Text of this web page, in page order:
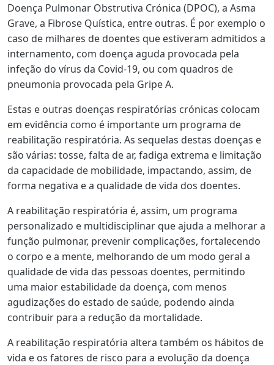
Doença Pulmonar Obstrutiva Crónica (DPOC), a Asma
Grave, a Fibrose Quística, entre outras. É por exemplo o
caso de milhares de doentes que estiveram admitidos a
internamento, com doença aguda provocada pela
infeção do vírus da Covid-19, ou com quadros de
pneumonia provocada pela Gripe A.
Estas e outras doenças respiratórias crónicas colocam
em evidência como é importante um programa de
reabilitação respiratória. As sequelas destas doenças e
são várias: tosse, falta de ar, fadiga extrema e limitação
da capacidade de mobilidade, impactando, assim, de
forma negativa e a qualidade de vida dos doentes.
A reabilitação respiratória é, assim, um programa
personalizado e multidisciplinar que ajuda a melhorar a
função pulmonar, prevenir complicações, fortalecendo
o corpo e a mente, melhorando de um modo geral a
qualidade de vida das pessoas doentes, permitindo
uma maior estabilidade da doença, com menos
agudizações do estado de saúde, podendo ainda
contribuir para a redução da mortalidade.
A reabilitação respiratória altera também os hábitos de
vida e os fatores de risco para a evolução da doença